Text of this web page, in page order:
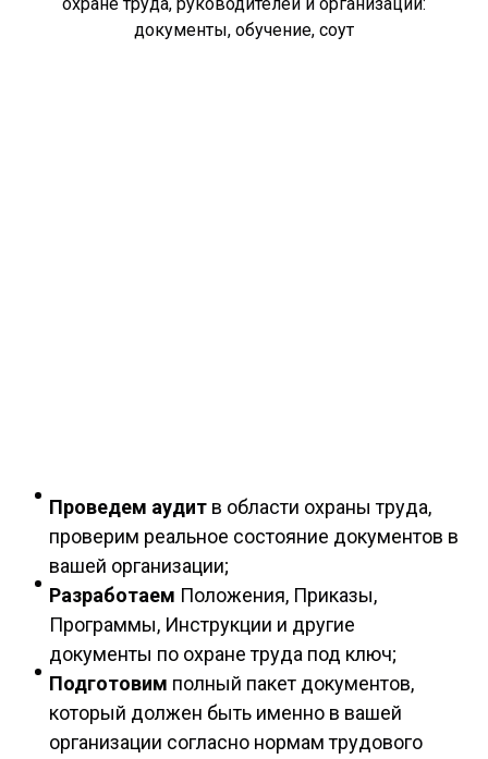
документы, обучение, соут
Проведем аудит в области охраны труда,
проверим реальное состояние документов в
вашей организации;
Разработаем Положения, Приказы,
Программы, Инструкции и другие
документы по охране труда под ключ;
Подготовим полный пакет документов,
который должен быть именно в вашей
организации согласно нормам трудового